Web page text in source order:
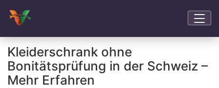
Kleiderschrank ohne
Bonitätsprüfung in der Schweiz –
Mehr Erfahren